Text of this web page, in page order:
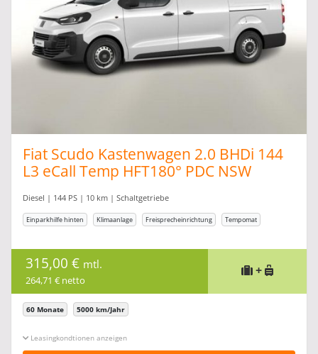
Fiat Scudo Kastenwagen 2.0 BHDi 144
L3 eCall Temp HFT180° PDC NSW
Diesel | 144 PS | 10 km | Schaltgetriebe
Einparkhilfe hinten Klimaanlage Freisprecheinrichtung Tempomat
315,00 € mtl.
264,71 € netto
+
60 Monate 5000 km/Jahr
Leasingkonditionen ein-/ausblenden